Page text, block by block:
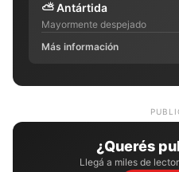
⛅Antártida
Mayormente despejado
Más información
¿Querés
Llegá a miles de